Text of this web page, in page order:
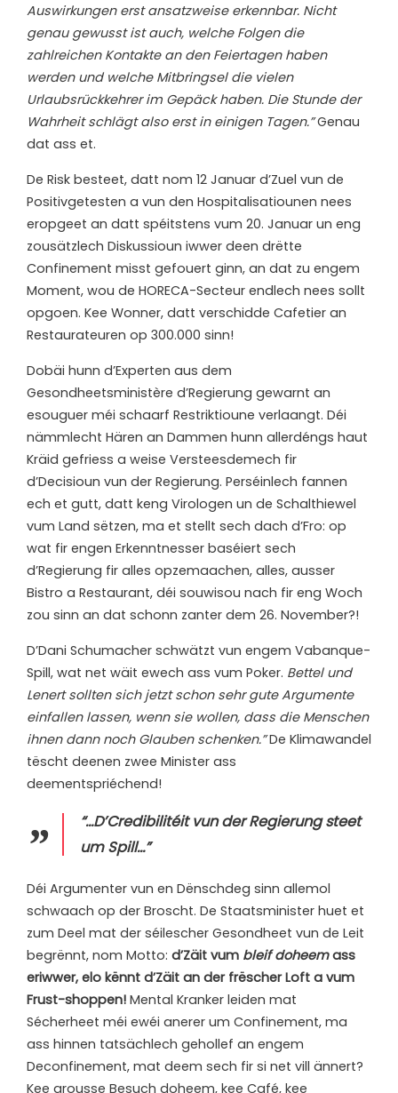
Auswirkungen erst ansatzweise erkennbar. Nicht
genau gewusst ist auch, welche Folgen die
zahlreichen Kontakte an den Feiertagen haben
werden und welche Mitbringsel die vielen
Urlaubsrückkehrer im Gepäck haben. Die Stunde der
Wahrheit schlägt also erst in einigen Tagen.”Genau
dat ass et.
De Risk besteet, datt nom 12 Januar d’Zuel vun de
Positivgetesten a vun den Hospitalisatiounen nees
eropgeet an datt spéitstens vum 20. Januar un eng
zousätzlech Diskussioun iwwer deen drëtte
Confinement misst gefouert ginn, an dat zu engem
Moment, wou de HORECA-Secteur endlech nees sollt
opgoen. Kee Wonner, datt verschidde Cafetier an
Restaurateuren op 300.000 sinn!
Dobäi hunn d’Experten aus dem
Gesondheetsministère d’Regierung gewarnt an
esouguer méi schaarf Restriktioune verlaangt. Déi
nämmlecht Hären an Dammen hunn allerdéngs haut
Kräid gefriess a weise Versteesdemech fir
d’Decisioun vun der Regierung. Perséinlech fannen
ech et gutt, datt keng Virologen un de Schalthiewel
vum Land sëtzen, ma et stellt sech dach d’Fro: op
wat fir engen Erkenntnesser baséiert sech
d’Regierung fir alles opzemaachen, alles, ausser
Bistro a Restaurant, déi souwisou nach fir eng Woch
zou sinn an dat schonn zanter dem 26. November?!
D’Dani Schumacher schwätzt vun engem Vabanque-
Spill, wat net wäit ewech ass vum Poker. Bettel und
Lenert sollten sich jetzt schon sehr gute Argumente
einfallen lassen, wenn sie wollen, dass die Menschen
ihnen dann noch Glauben schenken.”De Klimawandel
tëscht deenen zwee Minister ass
deementspriéchend!
“…D’Credibilitéit vun der Regierung steet
um Spill…”
Déi Argumenter vun en Dënschdeg sinn allemol
schwaach op der Broscht. De Staatsminister huet et
zum Deel mat der séilescher Gesondheet vun de Leit
begrënnt, nom Motto: d’Zäit vum bleif doheemass
eriwwer, elo kënnt d’Zäit an der frëscher Loft a vum
Frust-shoppen! Mental Kranker leiden mat
Sécherheet méi ewéi anerer um Confinement, ma
ass hinnen tatsächlech gehollef an engem
Deconfinement, mat deem sech fir si net vill ännert?
Kee grousse Besuch doheem, kee Café, kee